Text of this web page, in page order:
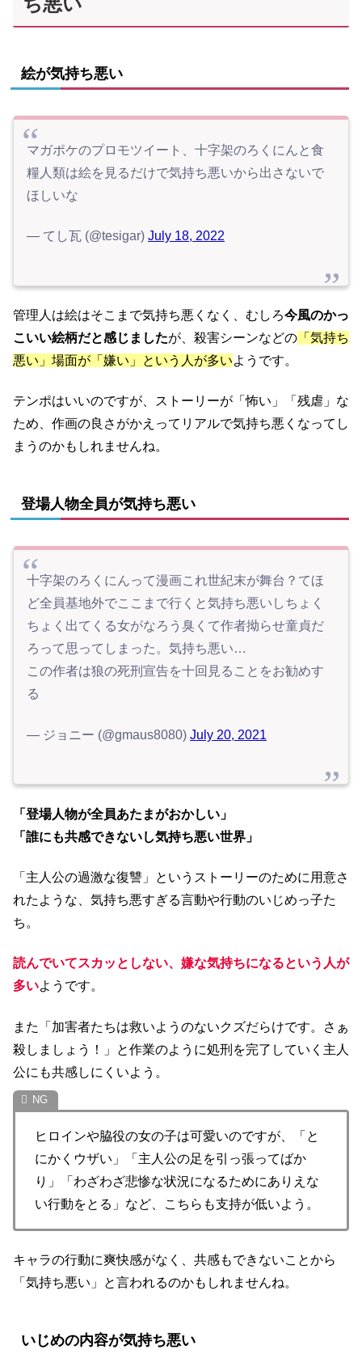
絵が気持ち悪い
マガポケのプロモツイート、十字架のろくにんと食
糧人類は絵を見るだけで気持ち悪いから出さないで
ほしいな
— てし瓦 (@tesigar) July 18, 2022
管理人は絵はそこまで気持ち悪くなく、むしろ今風のかっ
こいい絵柄だと感じましたが、殺害シーンなどの 「気持ち
悪い」場面が「嫌い」という人が多いようです。
テンポはいいのですが、ストーリーが「怖い」「残虐」な
ため、作画の良さがかえってリアルで気持ち悪くなってし
まうのかもしれませんね。
登場人物全員が気持ち悪い
十字架のろくにんって漫画これ世紀末が舞台？てほ
ど全員基地外でここまで行くと気持ち悪いしちょく
ちょく出てくる女がなろう臭くて作者拗らせ童貞だ
ろって思ってしまった。気持ち悪い…
この作者は狼の死刑宣告を十回見ることをお勧めす
る
— ジョニー (@gmaus8080) July 20, 2021
「登場人物が全員あたまがおかしい」
「誰にも共感できないし気持ち悪い世界」
「主人公の過激な復讐」というストーリーのために用意さ
れたような、気持ち悪すぎる言動や行動のいじめっ子た
ち。
読んでいてスカッとしない、嫌な気持ちになるという人が
多いようです。
また「加害者たちは救いようのないクズだらけです。さぁ
殺しましょう！」と作業のように処刑を完了していく主人
公にも共感しにくいよう。
ヒロインや脇役の女の子は可愛いのですが、「と
にかくウザい」「主人公の足を引っ張ってばか
り」「わざわざ悲惨な状況になるためにありえな
い行動をとる」など、こちらも支持が低いよう。
キャラの行動に爽快感がなく、共感もできないことから
「気持ち悪い」と言われるのかもしれませんね。
いじめの内容が気持ち悪い